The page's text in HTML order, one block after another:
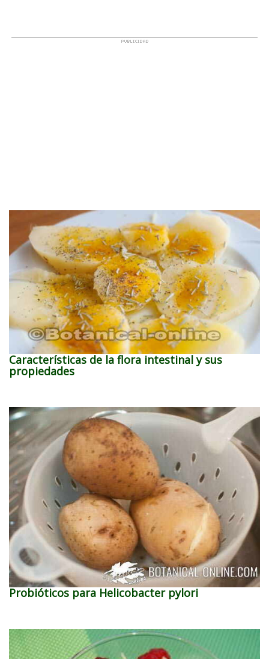
Características de la flora intestinal y sus
propiedades
Probióticos para Helicobacter pylori